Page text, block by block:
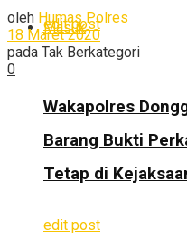
Masuk
edit post
Wakapolres
Barang Bukti
Tetap di
edit post
oleh Humas Polres
18 Maret 2020
pada Tak Berkategori
0